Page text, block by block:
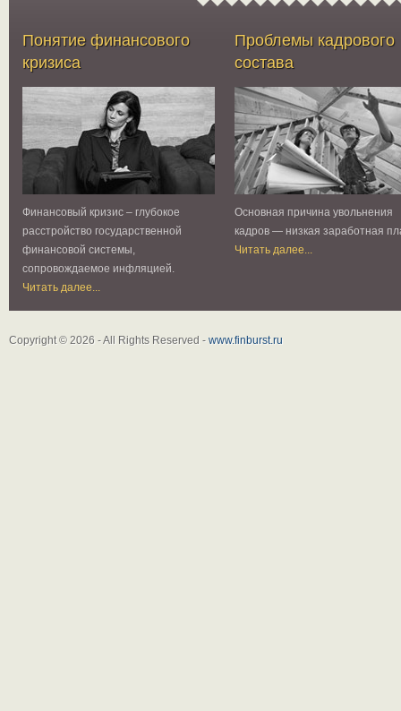
Понятие финансового
кризиса
Финансовый кризис – глубокое
расстройство государственной
финансовой системы,
сопровождаемое инфляцией.
Читать далее...
Проблемы кадрового
состава
Основная причина увольнения
кадров — низкая заработная
Читать далее...
Copyright © 2026 - All Rights Reserved - www.finburst.ru